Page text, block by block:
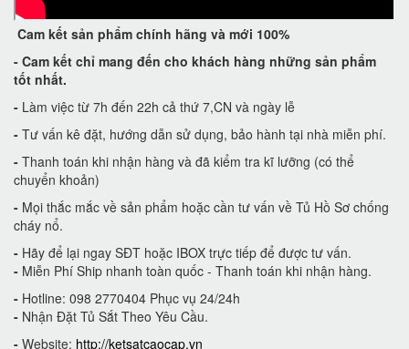
Cam kết sản phẩm chính hãng và mới 100%
- Cam kết chỉ mang đến cho khách hàng những sản phẩm
tốt nhất.
- Làm việc từ 7h đến 22h cả thứ 7,CN và ngày lễ
- Tư vấn kê đặt, hướng dẫn sử dụng, bảo hành tại nhà miễn phí.
- Thanh toán khi nhận hàng và đã kiểm tra kĩ lưỡng (có thể
chuyển khoản)
- Mọi thắc mắc về sản phẩm hoặc cần tư vấn về Tủ Hồ Sơ chống
cháy nổ.
- Hãy để lại ngay SĐT hoặc IBOX trực tiếp để được tư vấn.
- Miễn Phí Ship nhanh toàn quốc - Thanh toán khi nhận hàng.
- Hotline: 098 2770404 Phục vụ 24/24h
- Nhận Đặt Tủ Sắt Theo Yêu Cầu.
- Website: http://ketsatcaocap.vn